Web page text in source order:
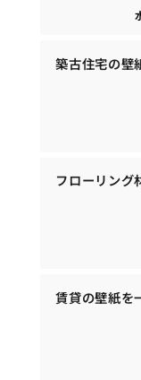
築古住宅の壁
フローリング
賃貸の壁紙を